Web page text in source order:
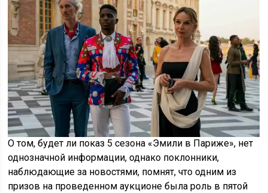
О том, будет ли показ 5 сезона «Эмили в Париже», нет
однозначной информации, однако поклонники,
наблюдающие за новостями, помнят, что одним из
призов на проведенном аукционе была роль в пятой